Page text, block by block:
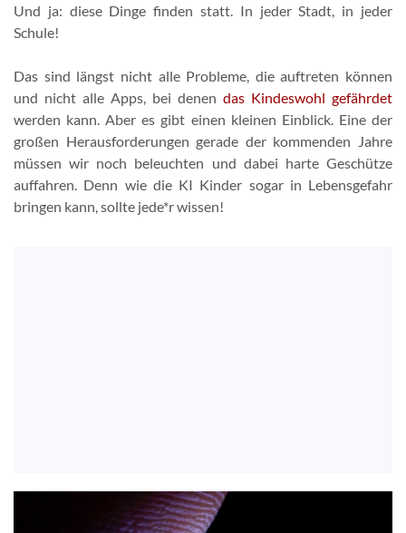
Und ja: diese Dinge finden statt. In jeder Stadt, in jeder
Schule!
Das sind längst nicht alle Probleme, die auftreten können
und nicht alle Apps, bei denen das Kindeswohl gefährdet
werden kann. Aber es gibt einen kleinen Einblick. Eine der
großen Herausforderungen gerade der kommenden Jahre
müssen wir noch beleuchten und dabei harte Geschütze
auffahren. Denn wie die KI Kinder sogar in Lebensgefahr
bringen kann, sollte jede*r wissen!